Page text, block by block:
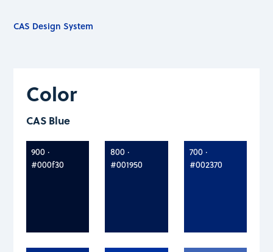
CAS Design System
Color
CAS Blue
900 ·
#000f30
800 ·
#001950
700 ·
#002370